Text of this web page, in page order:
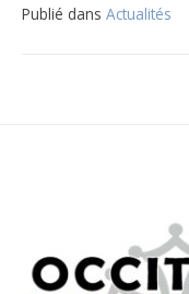
Publié dans Actualités